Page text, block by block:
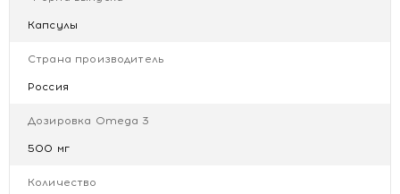
Капсулы
Страна производитель
Россия
Дозировка Omega 3
500 мг
Количество